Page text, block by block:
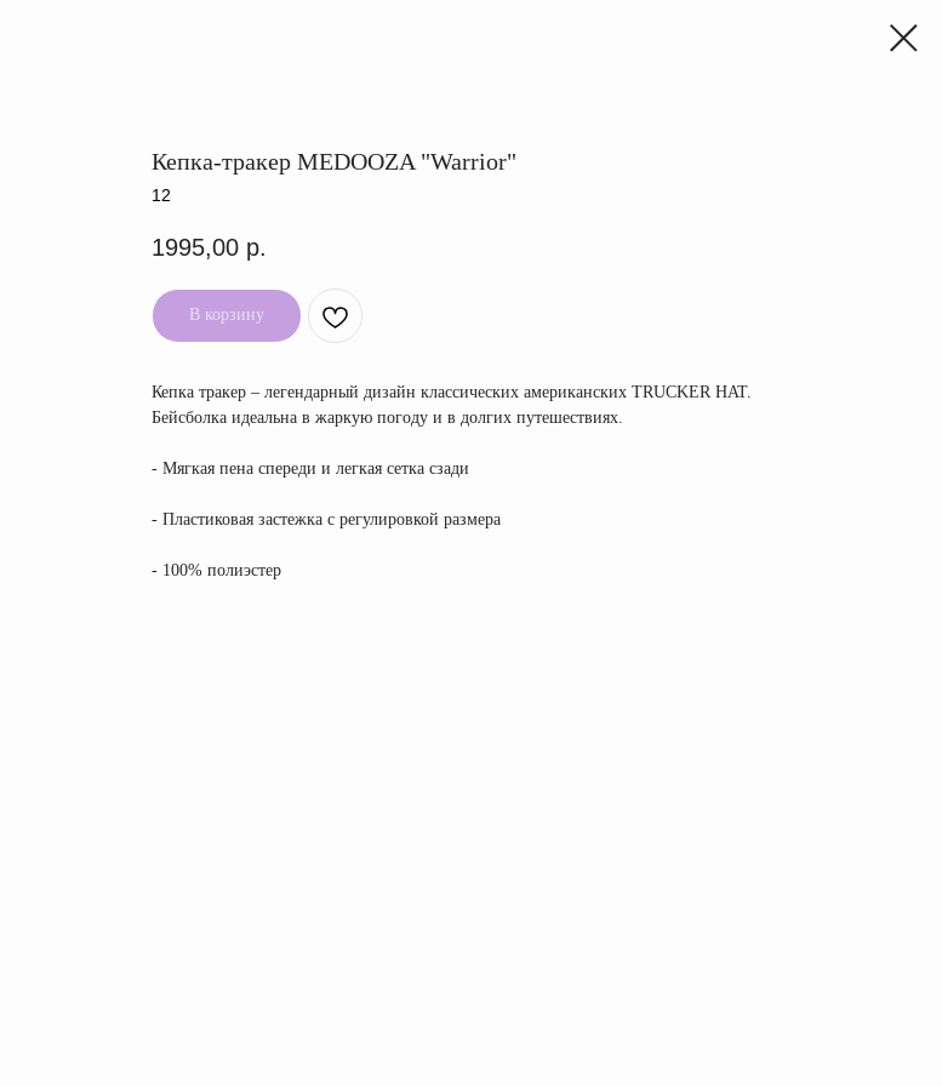
Кепка-тракер MEDOOZA "Warrior"
12
1995,00 р.
В корзину
Кепка тракер – легендарный дизайн классических американских TRUCKER HAT.
Бейсболка идеальна в жаркую погоду и в долгих путешествиях.
- Мягкая пена спереди и легкая сетка сзади
- Пластиковая застежка с регулировкой размера
- 100% полиэстер